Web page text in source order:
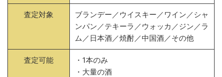
査定対象
ブランデー／ウイスキー／ワイン／シャ
ンパン／テキーラ／ウォッカ／ジン／ラ
ム／日本酒／焼酎／中国酒／その他
査定可能
・1本のみ
・大量の酒